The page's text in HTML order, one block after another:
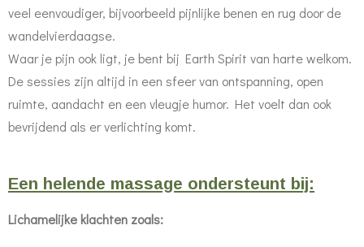
veel eenvoudiger, bijvoorbeeld pijnlijke benen en rug door de
wandelvierdaagse.
Waar je pijn ook ligt, je bent bij Earth Spirit van harte welkom.
De sessies zijn altijd in een sfeer van ontspanning, open
ruimte, aandacht en een vleugje humor. Het voelt dan ook
bevrijdend als er verlichting komt.
Een helende massage ondersteunt bij:
Lichamelijke klachten zoals: